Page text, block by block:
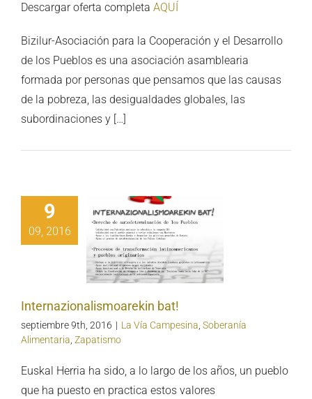
Descargar oferta completa AQUÍ
Bizilur-Asociación para la Cooperación y el Desarrollo
de los Pueblos es una asociación asamblearia
formada por personas que pensamos que las causas
de la pobreza, las desigualdades globales, las
subordinaciones y […]
9
09, 2016
Internazionalismoarekin bat!
septiembre 9th, 2016 | La Vía Campesina Soberanía
Alimentaria Zapatismo
Euskal Herria ha sido, a lo largo de los años, un pueblo
que ha puesto en practica estos valores